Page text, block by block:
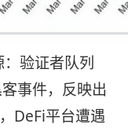
验证者队列
事件，反映出
DeFi平台遭遇